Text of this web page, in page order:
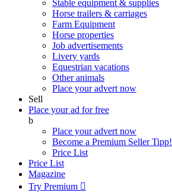
Stable equipment & supplies
Horse trailers & carriages
Farm Equipment
Horse properties
Job advertisements
Livery yards
Equestrian vacations
Other animals
Place your advert now
Sell
Place your ad for free
b
Place your advert now
Become a Premium SellerTipp!
Price List
Price List
Magazine
Try Premium 